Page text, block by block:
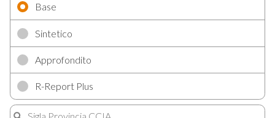
Base
Sintetico
Approfondito
R-Report Plus